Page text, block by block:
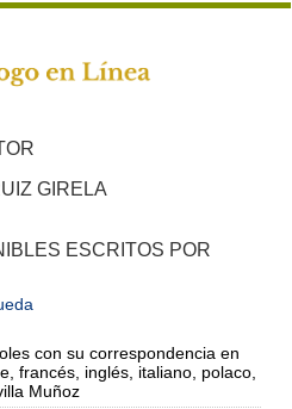
GIRELA
ESCRITOS POR
con su correspondencia en
francés, inglés, italiano, polaco,
Muñoz